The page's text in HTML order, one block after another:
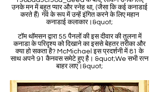
उनके मन में बहुत प्यार और स्नेह था, (जैसा कि कई कनाडाई
करते हैं) गर्व के रूप में उन्हें इंगित करने के लिए महान
कनाडाई कलाकार।&quot;
टॉम थॉमसन द्वारा 55 पैनलों की इस दीवार की तुलना में
कनाडा के परिदृश्य को दिखाने का इससे बेहतर तरीका और
क्या हो सकता है? McMichael इस प्रदर्शनी में 81 के
साथ अपने 91 कैनवस समेटे हुए है। &quot;We सभी रत्न
बाहर लाए।&quot;